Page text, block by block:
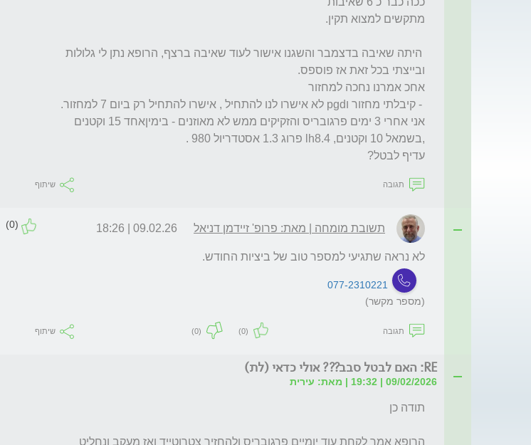
עדיף לבטל?
תגובה שיתוף
תשובת מומחה | מאת: פרופ' זיידמן דניאל 09.02.26 | 18:26
(0)
לא נראה שתגיעי למספר טוב של ביציות החודש.
077-2310221
(מספר מקשר)
תגובה (0)
(0) שיתוף
RE: האם לבטל סבב??? אולי כדאי (לת)
09/02/2026 | 19:32 | מאת: עירית